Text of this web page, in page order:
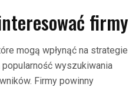
firmy
mogą wpłynąć na strategie
wyszukiwania
Firmy powinny